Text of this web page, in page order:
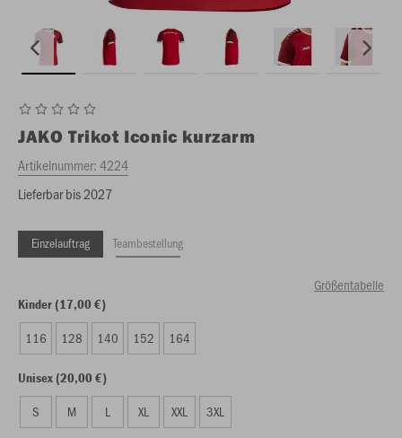
JAKO Trikot Iconic kurzarm
Artikelnummer:4224
Lieferbar bis 2027
Einzelauftrag Teambestellung
Größentabelle
Kinder (17,00 €)
116 128 140 152 164
Unisex (20,00 €)
S M L XL XXL 3XL